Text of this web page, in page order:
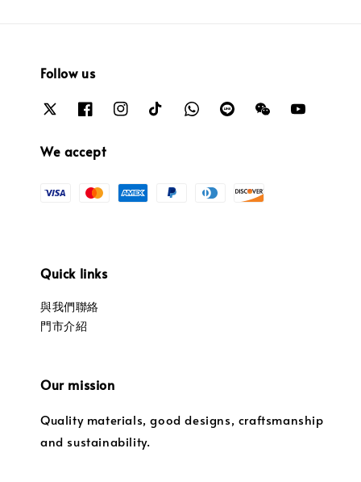
Follow us
We accept
Quick links
與我們聯絡
門市介紹
Our mission
Quality materials, good designs, craftsmanship
and sustainability.